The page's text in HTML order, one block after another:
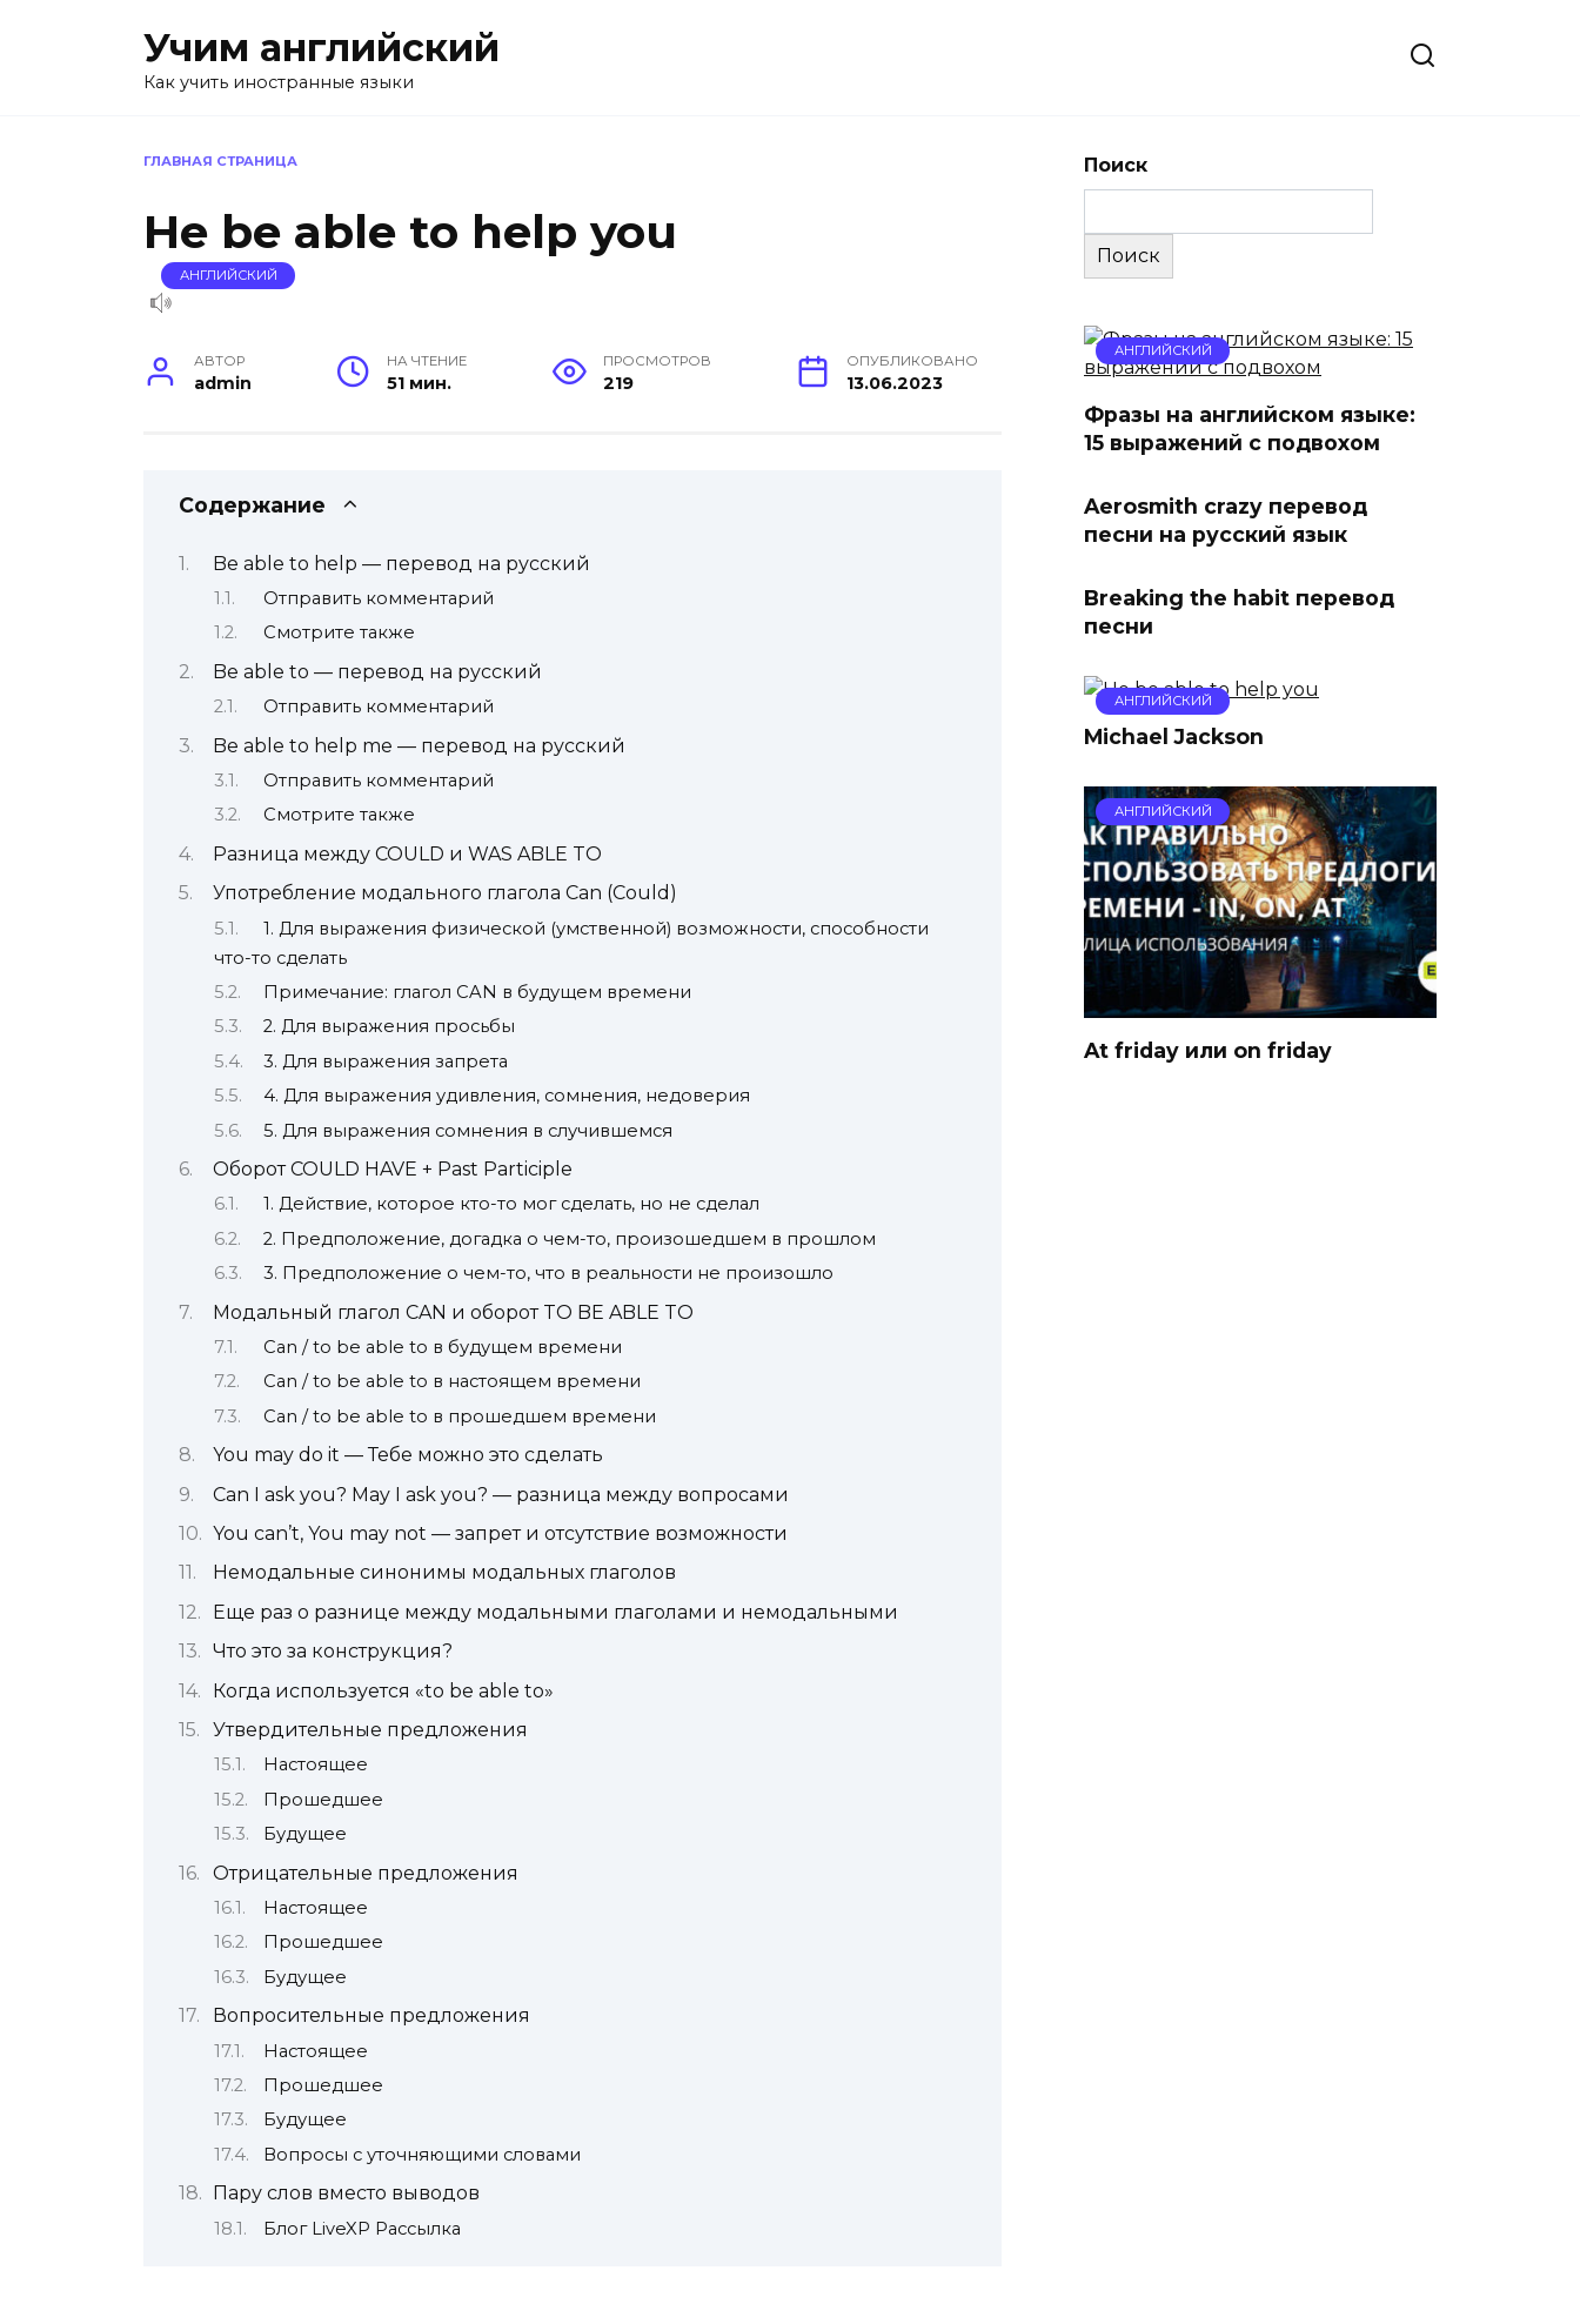
Учим английский
Как учить иностранные языки
ГЛАВНАЯ СТРАНИЦА
He be able to help you
АНГЛИЙСКИЙ
АВТОР
admin
НА ЧТЕНИЕ
51 мин.
ПРОСМОТРОВ
219
ОПУБЛИКОВАНО
13.06.2023
Содержание
Be able to help — перевод на русский
Отправить комментарий
Смотрите также
Be able to — перевод на русский
Отправить комментарий
Be able to help me — перевод на русский
Отправить комментарий
Смотрите также
Разница между COULD и WAS ABLE TO
Употребление модального глагола Can (Could)
1. Для выражения физической (умственной) возможности, способности
что-то сделать
Примечание: глагол CAN в будущем времени
2. Для выражения просьбы
3. Для выражения запрета
4. Для выражения удивления, сомнения, недоверия
5. Для выражения сомнения в случившемся
Оборот COULD HAVE + Past Participle
1. Действие, которое кто-то мог сделать, но не сделал
2. Предположение, догадка о чем-то, произошедшем в прошлом
3. Предположение о чем-то, что в реальности не произошло
Модальный глагол CAN и оборот TO BE ABLE TO
Can / to be able to в будущем времени
Can / to be able to в настоящем времени
Can / to be able to в прошедшем времени
You may do it — Тебе можно это сделать
Can I ask you? May I ask you? — разница между вопросами
You can’t, You may not — запрет и отсутствие возможности
Немодальные синонимы модальных глаголов
Еще раз о разнице между модальными глаголами и немодальными
Что это за конструкция?
Когда используется «to be able to»
Утвердительные предложения
Настоящее
Прошедшее
Будущее
Отрицательные предложения
Настоящее
Прошедшее
Будущее
Вопросительные предложения
Настоящее
Прошедшее
Будущее
Вопросы с уточняющими словами
Пару слов вместо выводов
Блог LiveXP Рассылка
Поиск
Поиск
АНГЛИЙСКИЙ
Фразы на английском языке:
15 выражений с подвохом
Aerosmith crazy перевод
песни на русский язык
Breaking the habit перевод
песни
АНГЛИЙСКИЙ
Michael Jackson
АНГЛИЙСКИЙ
At friday или on friday